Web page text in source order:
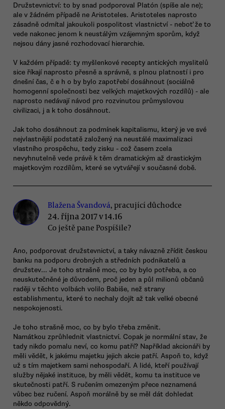
Družstevnictví: to by snad podporoval Platón (spíše ale ne);
ale v žádném případě ne Aristoteles. Aristoteles naprosto
zásadně odmítal jakoukoli pospolitost vlastnictví - neboť že to
vede nakonec jenom k neustálým vzájemným sporům, když
nejsou dány jasné rozhodovací hierarchie.
V každém případě: ty myšlenkové recepty antických myslitelů
sice říkají naprosto přesně a správně, s plnou platností i pro
dnešní čas, č e h o by bylo zapotřebí dosáhnout (sociálně
homogenní společnosti bez velkých majetkových rozdílů) - ale
naprosto nedávají návod pro rozvinutou průmyslovou
civilizaci, j a k toho dosáhnout.
Jak toho dosáhnout za podmínek kapitalismu, který je ve své
nejvlastnější podstatě založený na neustálé maximalizaci
vlastního prospěchu, tedy zisku - což časem zcela
nevyhnutelně vede právě k těm dramatickým až drastickým
majetkovým rozdílům, které se vytvářejí v současné době.
Blažena Švandová, pracující důchodce
24. října 2017 v 14.16
Co ještě pane Pospíšile?
Ano, podporovat družstevnictví, a taky návazně zřídit českou
banku na podporu drobných a středních podnikatelů a
družstev... Je toho strašně moc, co by bylo potřeba, a co
neuskutečněné je důvodem, proč jeden a půl milionů občanů
raději v těchto volbách volilo Babiše, než strany
establishmentu, které to nechaly dojít až tak velké obecné
nespokojenosti.
Je toho strašně moc, co by bylo třeba změnit.
Namátkou zprůhlednit vlastnictví. Copak je normální stav, že
tady nikdo pomalu neví, co komu patří? Například akcionáři by
měli vědět, k jakému majetku jejich akcie patří. Aspoň to, když
už s tím majetkem sami nehospodaří. A lidé, kteří používají
služby nějaké instituce, by měli vědět, komu ta instituce ve
skutečnosti patří. S ručením omezeným přece neznamená
vůbec bez ručení. Aspoň morálně by se měl dát dohledat
někdo odpovědný.